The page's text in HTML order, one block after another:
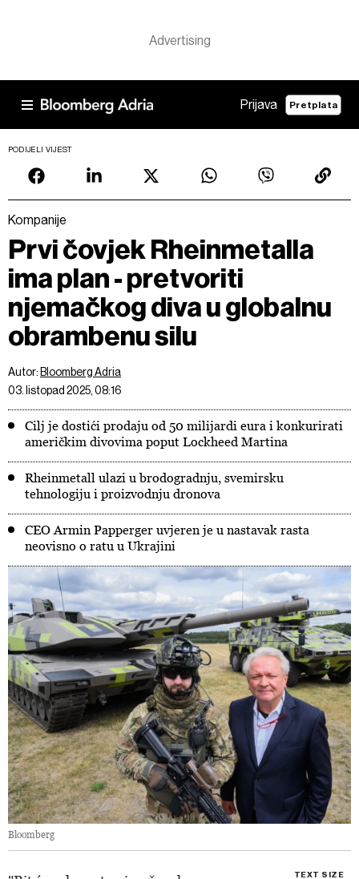
Prijava Pretplata
PODIJELI VIJEST
Kompanije
Prvi čovjek Rheinmetalla
ima plan - pretvoriti
njemačkog diva u globalnu
obrambenu silu
Autor: Bloomberg Adria
03. listopad 2025, 08:16
Cilj je dostići prodaju od 50 milijardi eura i konkurirati
američkim divovima poput Lockheed Martina
Rheinmetall ulazi u brodogradnju, svemirsku
tehnologiju i proizvodnju dronova
CEO Armin Papperger uvjeren je u nastavak rasta
neovisno o ratu u Ukrajini
Bloomberg
TEXT SIZE